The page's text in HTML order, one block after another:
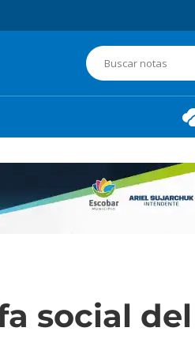
social del